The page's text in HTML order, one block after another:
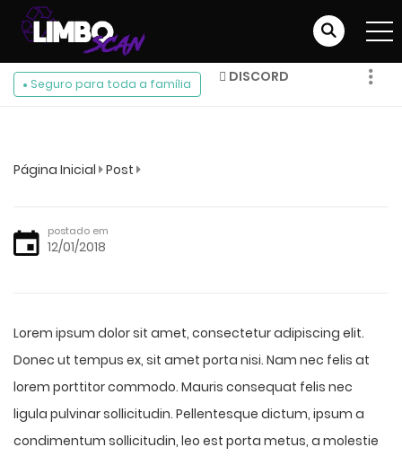
Seguro para toda a família
DISCORD
Página Inicial Post
postado em
12/01/2018
Lorem ipsum dolor sit amet, consectetur adipiscing elit.
Donec ut tempus ex, sit amet porta nisi. Nam nec felis at
lorem porttitor commodo. Mauris consequat felis nec
ligula pulvinar sollicitudin. Pellentesque dictum, ipsum a
condimentum sollicitudin, leo est porta metus, a molestie